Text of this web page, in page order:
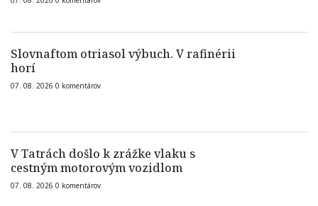
Slovnaftom otriasol výbuch. V rafinérii
horí
07. 08. 2026 0 komentárov
V Tatrách došlo k zrážke vlaku s
cestným motorovým vozidlom
07. 08. 2026 0 komentárov